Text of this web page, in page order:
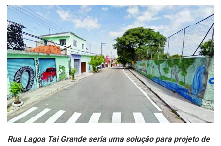
Rua Lagoa Tai Grande seria uma solução para projeto de